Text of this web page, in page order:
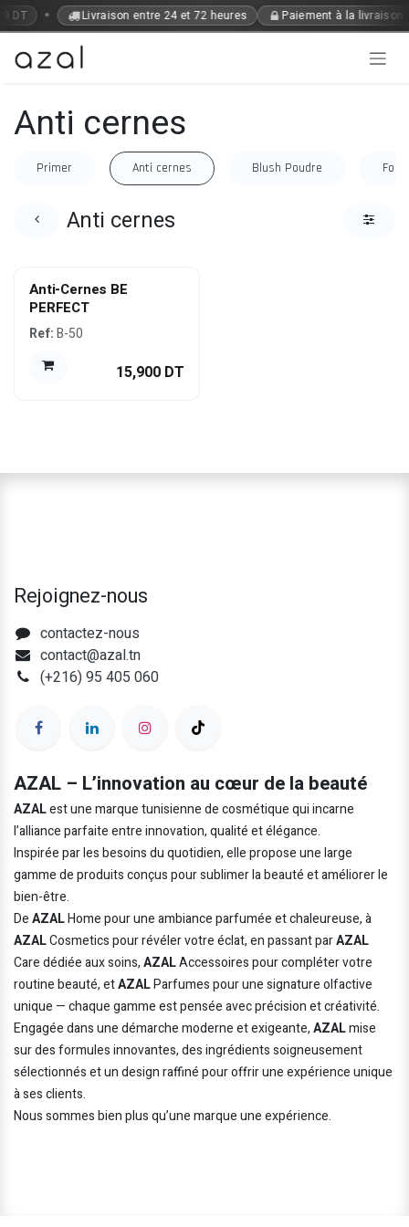
Se rendre au contenu
DT • Livraison entre 24 et 72 heures Paiement à la livraison
Anti cernes
Primer Anti cernes Blush Poudre
Anti cernes
Anti-Cernes BE
PERFECT
Ref:B-50
15,900DT
Rejoignez-nous
contactez-nous
contact@azal.tn
(+216) 95 405 060
AZAL – L’innovation au cœur de la beauté
AZALest une marque tunisienne de cosmétique qui incarne
l’alliance parfaite entre innovation, qualité et élégance.
Inspirée par les besoins du quotidien, elle propose une large
gamme de produits conçus pour sublimer la beauté et améliorer le
bien-être.
DeAZALHome pour une ambiance parfumée et chaleureuse, à
AZALCosmetics pour révéler votre éclat, en passant parAZAL
Care dédiée aux soins,AZALAccessoires pour compléter votre
routine beauté, etAZALParfumes pour une signature olfactive
unique — chaque gamme est pensée avec précision et créativité.
Engagée dans une démarche moderne et exigeante,AZALmise
sur des formules innovantes, des ingrédients soigneusement
sélectionnés et un design raffiné pour offrir une expérience unique
à ses clients.
Nous sommes bien plus qu’une marque une expérience.